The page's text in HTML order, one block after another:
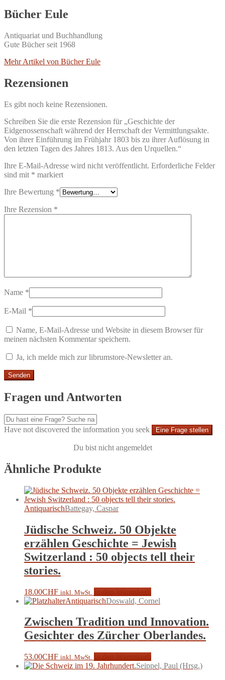
Bücher Eule
Antiquariat und Buchhandlung
Gute Bücher seit 1968
Mehr Artikel von Bücher Eule
Rezensionen
Es gibt noch keine Rezensionen.
Schreiben Sie die erste Rezension für „Geschichte der
Eidgenossenschaft während der Herrschaft der Vermittlungsakte.
Von ihrer Einführung im Frühjahr 1803 bis zu ihrer Auflösung in
den letzten Tagen des Jahres 1813. Aus den Urquellen.“
Ihre E-Mail-Adresse wird nicht veröffentlicht. Erforderliche Felder
sind mit * markiert
Ihre Bewertung *
Ihre Rezension *
Name *
E-Mail *
Name, E-Mail-Adresse und Website in diesem Browser für
meinen nächsten Kommentar speichern.
Ja, ich melde mich zur librumstore-Newsletter an.
Fragen und Antworten
Have not discovered the information you seek Eine Frage stellen
Du bist nicht angemeldet
Ähnliche Produkte
AntiquarischBattegay, Caspar
Jüdische Schweiz. 50 Objekte
erzählen Geschichte = Jewish
Switzerland : 50 objects tell their
stories.
18.00CHF inkl. MwSt.
AntiquarischDoswald, Cornel
Zwischen Tradition und Innovation.
Gesichter des Zürcher Oberlandes.
53.00CHF inkl. MwSt.
Seippel, Paul (Hrsg.)